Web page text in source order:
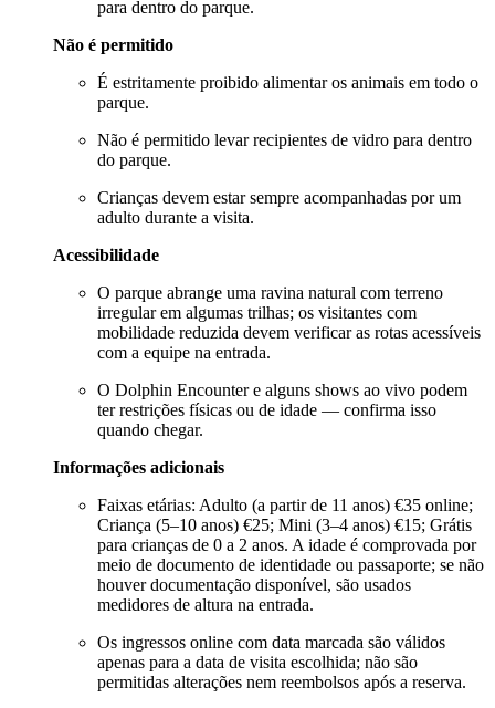
para dentro do parque.
Não é permitido
É estritamente proibido alimentar os animais em todo o
parque.
Não é permitido levar recipientes de vidro para dentro
do parque.
Crianças devem estar sempre acompanhadas por um
adulto durante a visita.
Acessibilidade
O parque abrange uma ravina natural com terreno
irregular em algumas trilhas; os visitantes com
mobilidade reduzida devem verificar as rotas acessíveis
com a equipe na entrada.
O Dolphin Encounter e alguns shows ao vivo podem
ter restrições físicas ou de idade — confirma isso
quando chegar.
Informações adicionais
Faixas etárias: Adulto (a partir de 11 anos) €35 online;
Criança (5–10 anos) €25; Mini (3–4 anos) €15; Grátis
para crianças de 0 a 2 anos. A idade é comprovada por
meio de documento de identidade ou passaporte; se não
houver documentação disponível, são usados
medidores de altura na entrada.
Os ingressos online com data marcada são válidos
apenas para a data de visita escolhida; não são
permitidas alterações nem reembolsos após a reserva.